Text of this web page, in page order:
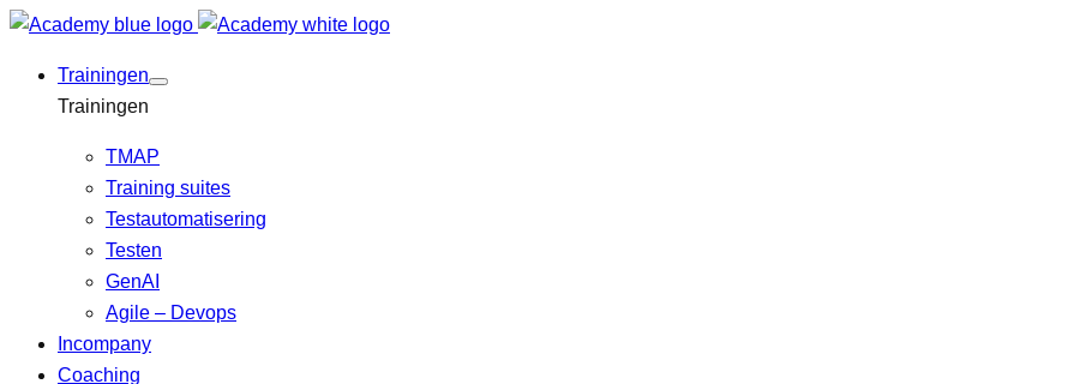
Skip
content
Trainingen
Trainingen
TMAP
Training suites
Testautomatisering
Testen
GenAI
Agile – Devops
Incompany
Coaching